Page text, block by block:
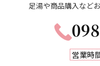
足湯や商品購入など
営業時